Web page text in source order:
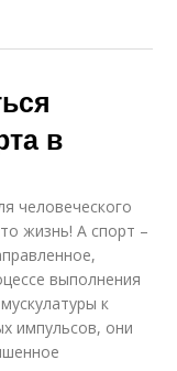
в
человеческого
жизнь! А спорт –
выполнения
к
импульсов, они